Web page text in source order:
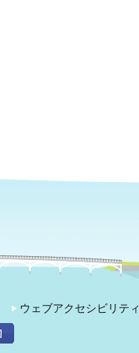
ウェブアクセシビリティ